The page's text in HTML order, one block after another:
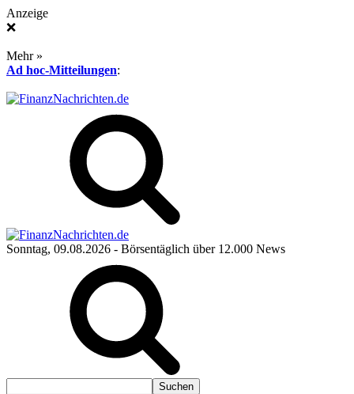
Anzeige
❌
Mehr »
Ad hoc-Mitteilungen:
Sonntag, 09.08.2026 - Börsentäglich über 12.000 News